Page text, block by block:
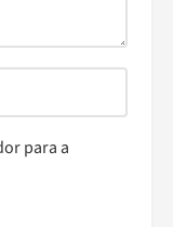
para a